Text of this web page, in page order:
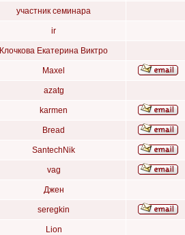
участник семинара
ir
Клочкова Екатерина Виктро
Maxel
azatg
karmen
Bread
SantechNik
vag
Джен
seregkin
Lion